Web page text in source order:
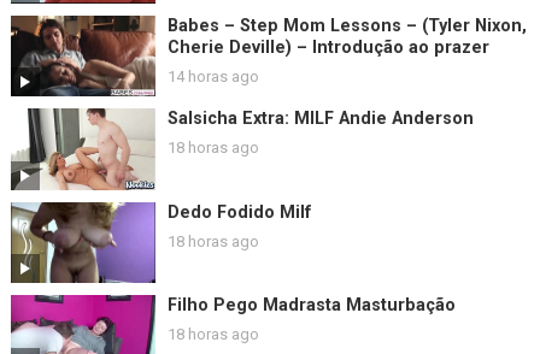
Babes – Step Mom Lessons – (Tyler Nixon,
Cherie Deville) – Introdução ao prazer
14 horas ago
Salsicha Extra: MILF Andie Anderson
18 horas ago
Dedo Fodido Milf
18 horas ago
Filho Pego Madrasta Masturbação
18 horas ago